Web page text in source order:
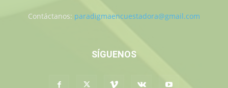
Contáctanos: paradigmaencuestadora@gmail.com
SÍGUENOS